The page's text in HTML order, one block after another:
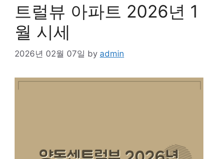
트럴뷰 아파트 2026년 1
월 시세
2026년 02월 07일 by admin